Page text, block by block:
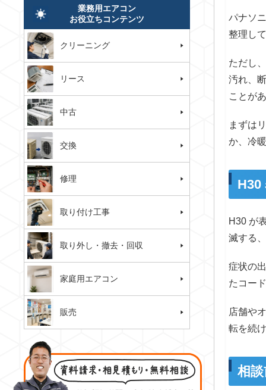
パナソ
整理し
ただし
汚れ、
ことが
まずは
か、冷
H30
H30 が
滅する
症状の
たコー
店舗や
転を続
相
業務用エアコン
お役立ちコンテンツ
クリーニング
リース
中古
交換
修理
取り付け工事
取り外し・撤去・回収
家庭用エアコン
販売